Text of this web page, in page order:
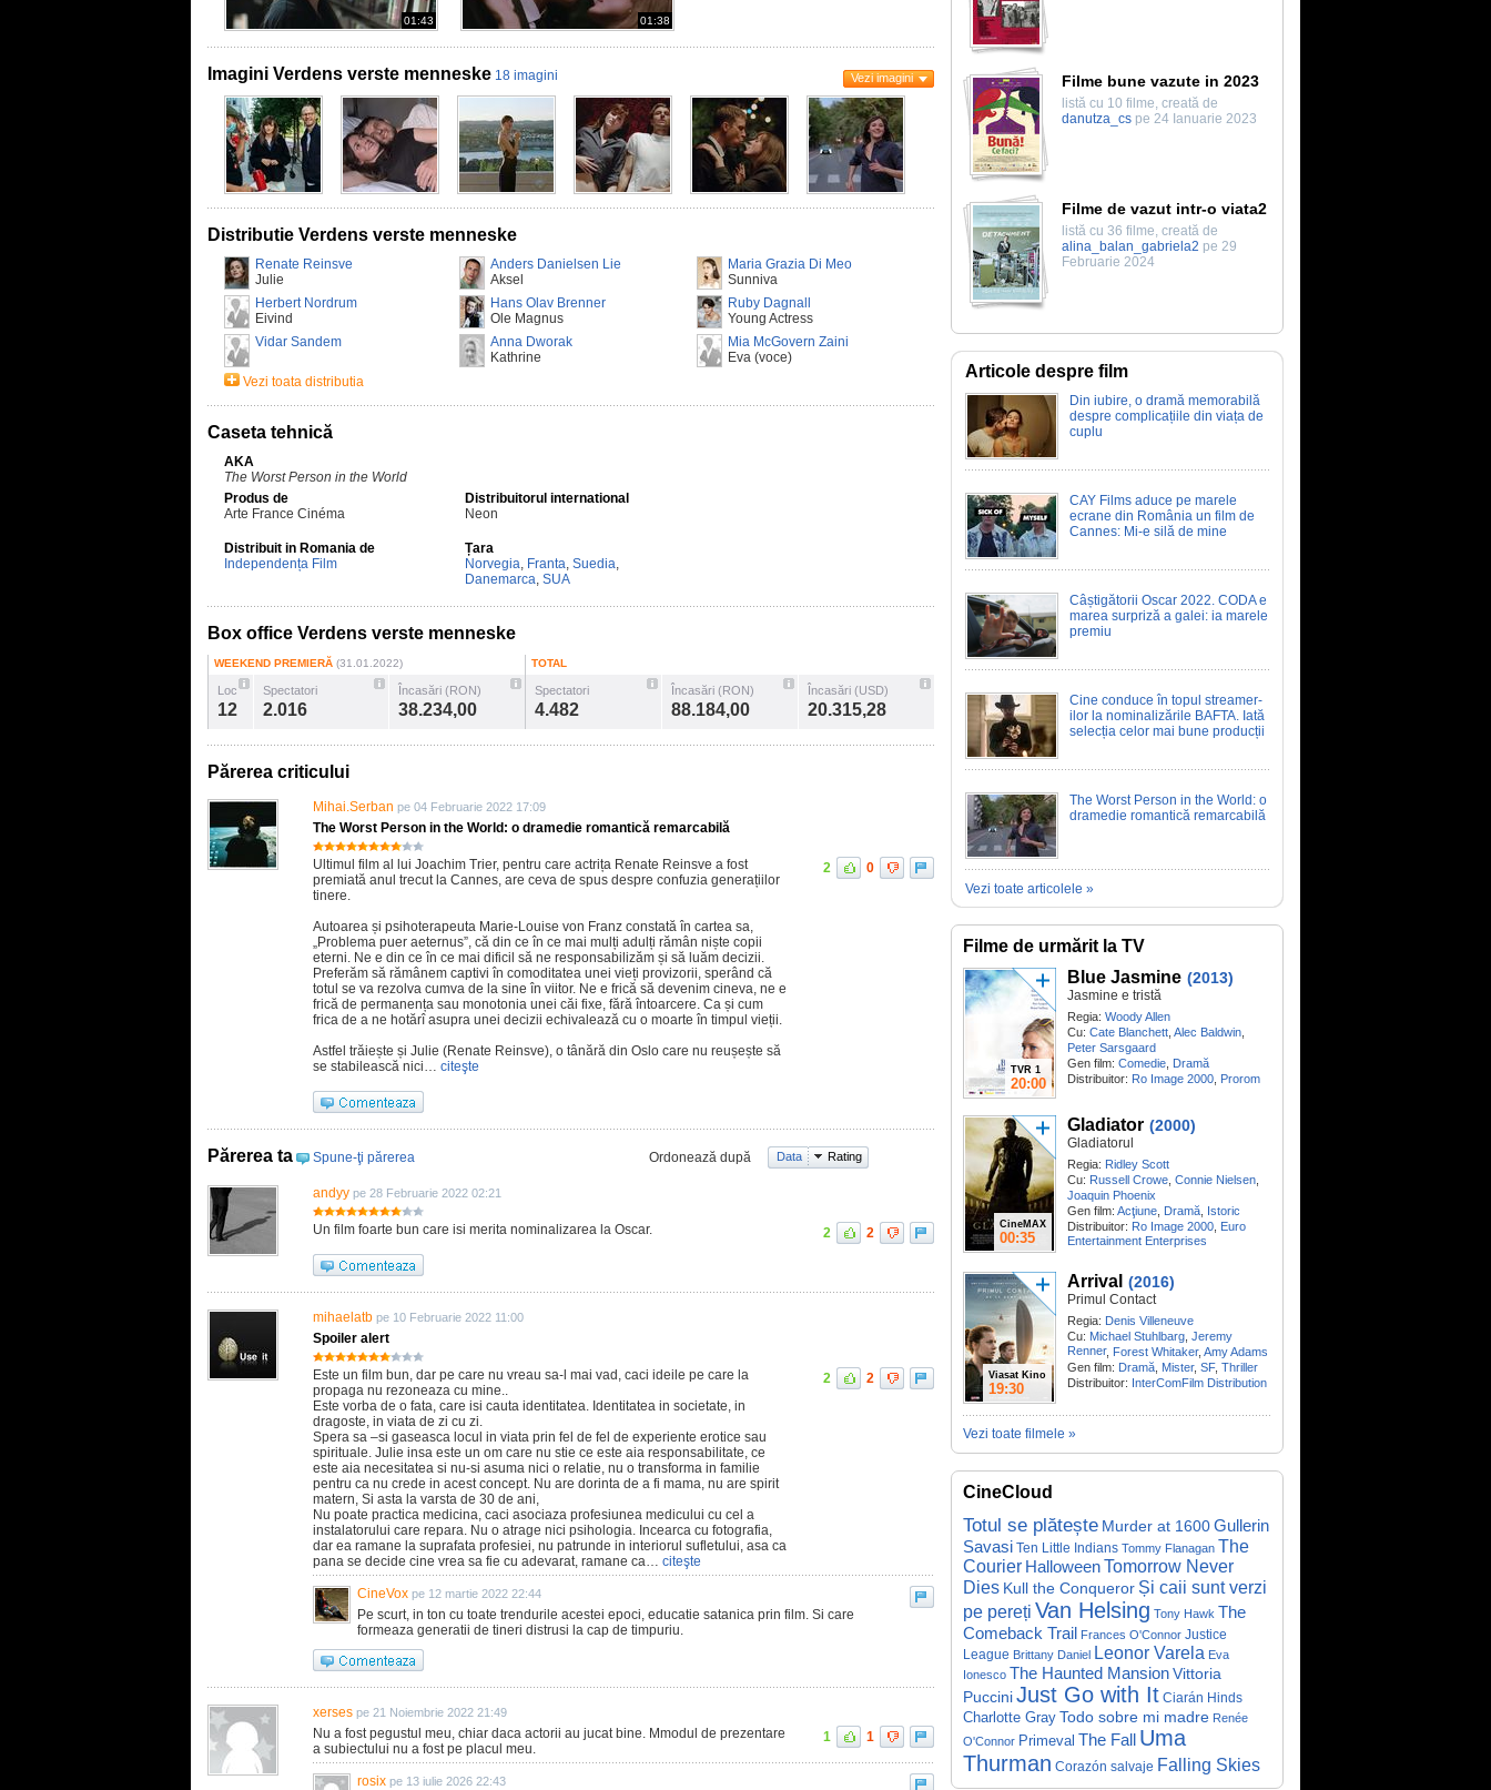
01:43 01:38
Imagini Verdens verste menneske 18 imagini Vezi imagini
Distributie Verdens verste menneske
Renate Reinsve
Julie
Anders Danielsen Lie
Aksel
Maria Grazia Di Meo
Sunniva
Herbert Nordrum
Eivind
Hans Olav Brenner
Ole Magnus
Ruby Dagnall
Young Actress
Vidar Sandem
Anna Dworak
Kathrine
Mia McGovern Zaini
Eva (voce)
Vezi toata distributia
Caseta tehnică
AKA
The Worst Person in the World
Produs de
Arte France Cinéma
Distribuitorul international
Neon
Distribuit in Romania de
Independența Film
Țara
Norvegia, Franta, Suedia,
Danemarca, SUA
Box office Verdens verste menneske
WEEKEND PREMIERĂ (31.01.2022)
Loc
12
Spectatori
2.016
Încasări (RON)
38.234,00
TOTAL
Spectatori
4.482
Încasări (RON)
88.184,00
Încasări (USD)
20.315,28
Părerea criticului
Mihai.Serban pe 04 Februarie 2022 17:09
The Worst Person in the World: o dramedie romantică remarcabilă
Ultimul film al lui Joachim Trier, pentru care actrița Renate Reinsve a fost
premiată anul trecut la Cannes, are ceva de spus despre confuzia generațiilor
tinere.
Autoarea și psihoterapeuta Marie-Louise von Franz constată în cartea sa,
„Problema puer aeternus”, că din ce în ce mai mulți adulți rămân niște copii
eterni. Ne e din ce în ce mai dificil să ne responsabilizăm și să luăm decizii.
Preferăm să rămânem captivi în comoditatea unei vieți provizorii, sperând că
totul se va rezolva cumva de la sine în viitor. Ne e frică să devenim cineva, ne e
frică de permanența sau monotonia unei căi fixe, fără întoarcere. Ca și cum
frica de a ne hotărî asupra unei decizii echivalează cu o moarte în timpul vieții.
Astfel trăiește și Julie (Renate Reinsve), o tânără din Oslo care nu reușește să
se stabilească nici… citeşte
2 0
Părerea ta Spune-ţi părerea Ordonează după Data Rating
andyy pe 28 Februarie 2022 02:21
Un film foarte bun care isi merita nominalizarea la Oscar. 2 2
mihaelatb pe 10 Februarie 2022 11:00
Spoiler alert
Este un film bun, dar pe care nu vreau sa-l mai vad, caci ideile pe care la
propaga nu rezoneaza cu mine..
Este vorba de o fata, care isi cauta identitatea. Identitatea in societate, in
dragoste, in viata de zi cu zi.
Spera sa –si gaseasca locul in viata prin fel de fel de experiente erotice sau
spirituale. Julie insa este un om care nu stie ce este aia responsabilitate, ce
este aia necesitatea si nu-si asuma nici o relatie, nu o transforma in familie
pentru ca nu crede in acest concept. Nu are dorinta de a fi mama, nu are spirit
matern, Si asta la varsta de 30 de ani,
Nu poate practica medicina, caci asociaza profesiunea medicului cu cel a
instalatorului care repara. Nu o atrage nici psihologia. Incearca cu fotografia,
dar ea ramane la suprafata profesiei, nu patrunde in interiorul sufletului, asa ca
pana se decide cine vrea sa fie cu adevarat, ramane ca… citeşte
2 2
CineVox pe 12 martie 2022 22:44
Pe scurt, in ton cu toate trendurile acestei epoci, educatie satanica prin film. Si care
formeaza generatii de tineri distrusi la cap de timpuriu.
xerses pe 21 Noiembrie 2022 21:49
Nu a fost pegustul meu, chiar daca actorii au jucat bine. Mmodul de prezentare
a subiectului nu a fost pe placul meu.
1 1
rosix pe 13 iulie 2026 22:43
Filme bune vazute in 2023
listă cu 10 filme, creată de
danutza_cs pe 24 Ianuarie 2023
Filme de vazut intr-o viata2
listă cu 36 filme, creată de
alina_balan_gabriela2 pe 29
Februarie 2024
Articole despre film
Din iubire, o dramă memorabilă
despre complicațiile din viața de
cuplu
CAY Films aduce pe marele
ecrane din România un film de
Cannes: Mi-e silă de mine
Câștigătorii Oscar 2022. CODA e
marea surpriză a galei: ia marele
premiu
Cine conduce în topul streamer-
ilor la nominalizările BAFTA. Iată
selecția celor mai bune producții
The Worst Person in the World: o
dramedie romantică remarcabilă
Vezi toate articolele »
Filme de urmărit la TV
TVR 1
20:00
Blue Jasmine (2013)
Jasmine e tristă
Regia: Woody Allen
Cu: Cate Blanchett Alec Baldwin
Peter Sarsgaard
Gen film: Comedie Dramă
Distribuitor: Ro Image 2000 Prorom
CineMAX
00:35
Gladiator (2000)
Gladiatorul
Regia: Ridley Scott
Cu: Russell Crowe Connie Nielsen
Joaquin Phoenix
Gen film: Acţiune Dramă Istoric
Distribuitor: Ro Image 2000 Euro
Entertainment Enterprises
Viasat Kino
19:30
Arrival (2016)
Primul Contact
Regia: Denis Villeneuve
Cu: Michael Stuhlbarg Jeremy
Renner, Forest Whitaker, Amy Adams
Gen film: Dramă Mister, SF, Thriller
Distribuitor: InterComFilm Distribution
Vezi toate filmele »
CineCloud
Totul se plătește Murder at 1600Gullerin
Savasi Ten Little Indians Tommy Flanagan The
Courier HalloweenTomorrow Never
Dies Kull the Conqueror Și caii sunt verzi
pe pereți Van Helsing Tony Hawk The
Comeback Trail Frances O'Connor Justice
League Brittany Daniel Leonor Varela Eva
Ionesco The Haunted MansionVittoria
PucciniJust Go with It Ciarán Hinds
Charlotte Gray Todo sobre mi madre Renée
O'Connor Primeval The Fall Uma
Thurman Corazón salvaje Falling Skies